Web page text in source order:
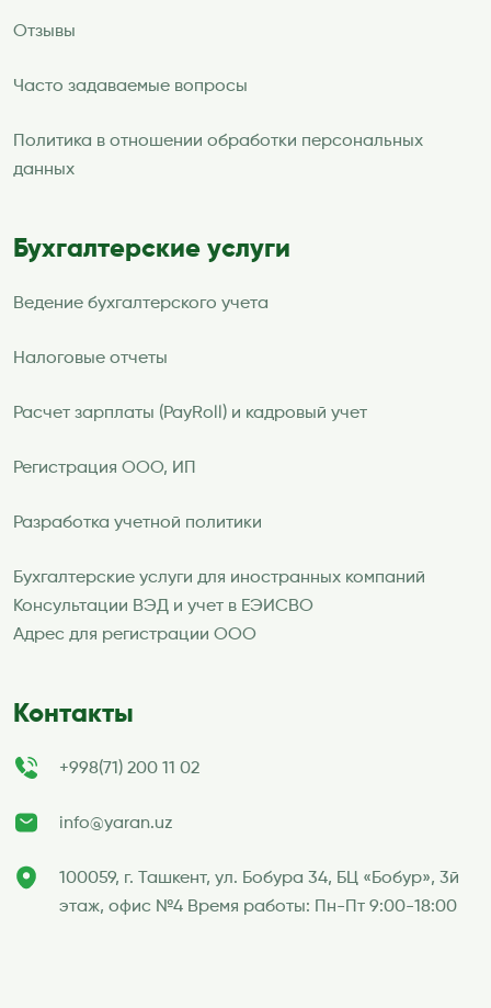
Отзывы
Часто задаваемые вопросы
Политика в отношении обработки персональных
данных
Бухгалтерские услуги
Ведение бухгалтерского учета
Налоговые отчеты
Расчет зарплаты (PayRoll) и кадровый учет
Регистрация ООО, ИП
Разработка учетной политики
Бухгалтерские услуги для иностранных компаний
Консультации ВЭД и учет в ЕЭИСВО
Адрес для регистрации ООО
Контакты
+998(71) 200 11 02
info@yaran.uz
100059, г. Ташкент, ул. Бобура 34, БЦ «Бобур», 3й
этаж, офис №4 Время работы: Пн-Пт 9:00-18:00